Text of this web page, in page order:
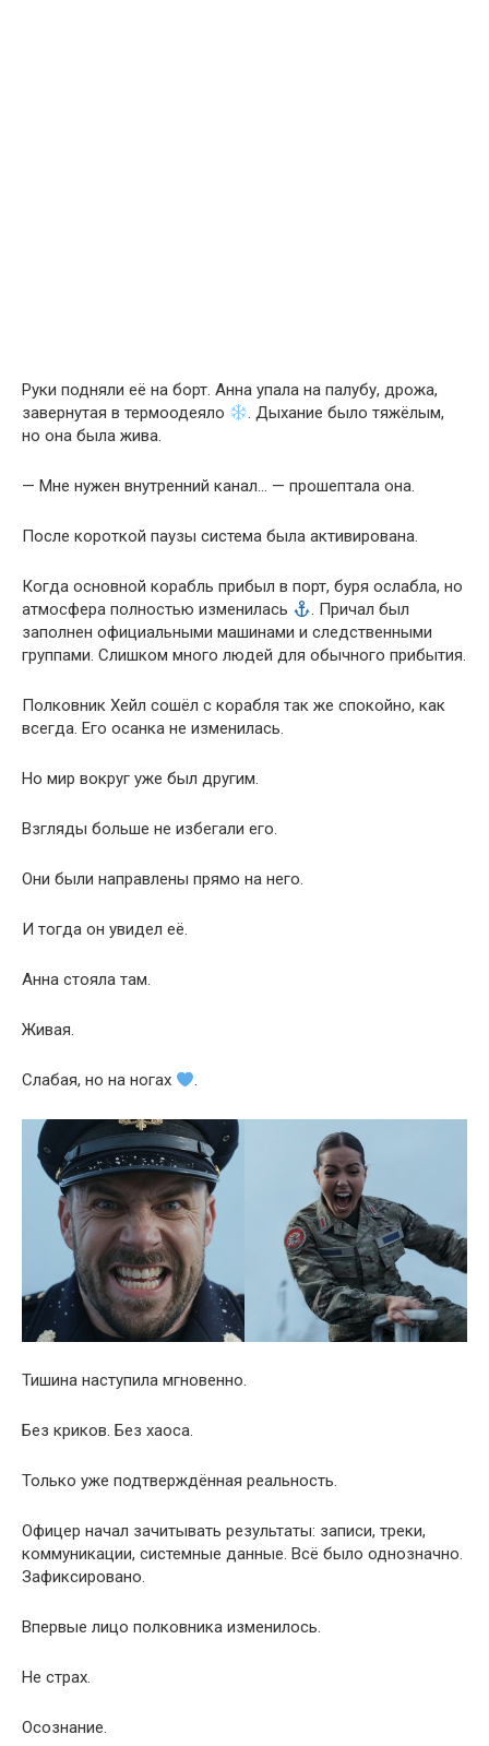
Руки подняли её на борт. Анна упала на палубу, дрожа,
завернутая в термоодеяло
. Дыхание было тяжёлым,
но она была жива.
— Мне нужен внутренний канал… — прошептала она.
После короткой паузы система была активирована.
Когда основной корабль прибыл в порт, буря ослабла, но
атмосфера полностью изменилась
. Причал был
заполнен официальными машинами и следственными
группами. Слишком много людей для обычного прибытия.
Полковник Хейл сошёл с корабля так же спокойно, как
всегда. Его осанка не изменилась.
Но мир вокруг уже был другим.
Взгляды больше не избегали его.
Они были направлены прямо на него.
И тогда он увидел её.
Анна стояла там.
Живая.
Слабая, но на ногах .
Тишина наступила мгновенно.
Без криков. Без хаоса.
Только уже подтверждённая реальность.
Офицер начал зачитывать результаты: записи, треки,
коммуникации, системные данные. Всё было однозначно.
Зафиксировано.
Впервые лицо полковника изменилось.
Не страх.
Осознание.